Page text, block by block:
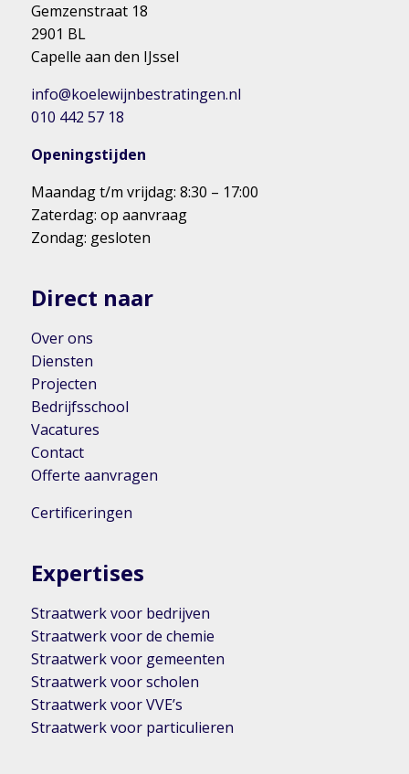
Gemzenstraat 18
2901 BL
Capelle aan den IJssel
info@koelewijnbestratingen.nl
010 442 57 18
Openingstijden
Maandag t/m vrijdag: 8:30 – 17:00
Zaterdag: op aanvraag
Zondag: gesloten
Direct naar
Over ons
Diensten
Projecten
Bedrijfsschool
Vacatures
Contact
Offerte aanvragen
Certificeringen
Expertises
Straatwerk voor bedrijven
Straatwerk voor de chemie
Straatwerk voor gemeenten
Straatwerk voor scholen
Straatwerk voor VVE’s
Straatwerk voor particulieren